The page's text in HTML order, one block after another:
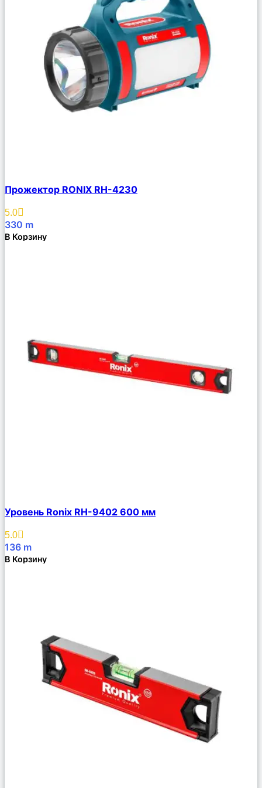
Описание
Избранное
Прожектор RONIX RH-4230
5.0
330 m
В Корзину
Описание
Избранное
Уровень Ronix RH-9402 600 мм
5.0
136 m
В Корзину